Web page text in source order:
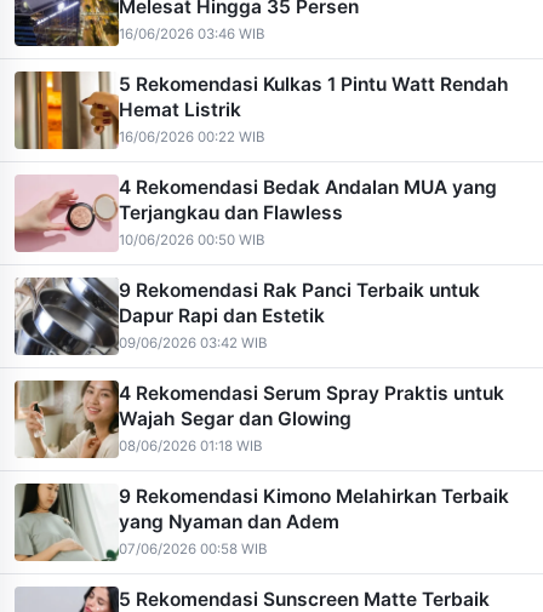
Melesat Hingga 35 Persen
16/06/2026 03:46 WIB
5 Rekomendasi Kulkas 1 Pintu Watt Rendah
Hemat Listrik
16/06/2026 00:22 WIB
4 Rekomendasi Bedak Andalan MUA yang
Terjangkau dan Flawless
10/06/2026 00:50 WIB
9 Rekomendasi Rak Panci Terbaik untuk
Dapur Rapi dan Estetik
09/06/2026 03:42 WIB
4 Rekomendasi Serum Spray Praktis untuk
Wajah Segar dan Glowing
08/06/2026 01:18 WIB
9 Rekomendasi Kimono Melahirkan Terbaik
yang Nyaman dan Adem
07/06/2026 00:58 WIB
5 Rekomendasi Sunscreen Matte Terbaik